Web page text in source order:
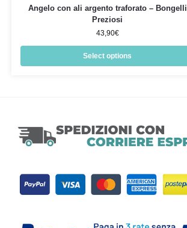
Angelo con ali argento traforato – Bongelli
Preziosi
43,90€
Select options